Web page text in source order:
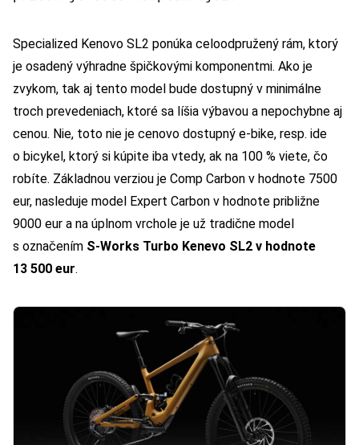
Specialized Kenovo SL2 ponúka celoodpružený rám, ktorý
je osadený výhradne špičkovými komponentmi. Ako je
zvykom, tak aj tento model bude dostupný v minimálne
troch prevedeniach, ktoré sa líšia výbavou a nepochybne aj
cenou. Nie, toto nie je cenovo dostupný e-bike, resp. ide
o bicykel, ktorý si kúpite iba vtedy, ak na 100 % viete, čo
robíte. Základnou verziou je Comp Carbon v hodnote 7500
eur, nasleduje model Expert Carbon v hodnote približne
9000 eur a na úplnom vrchole je už tradične model
s označením S-Works Turbo Kenevo SL2 v hodnote
13 500 eur.